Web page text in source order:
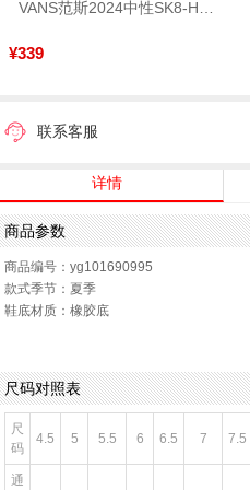
¥339
联系客服
详情
商品参数
商品编号：yg101690995
款式季节：夏季
鞋底材质：橡胶底
尺码对照表
尺
码
4.5 5 5.5 6 6.5 7 7.5
通